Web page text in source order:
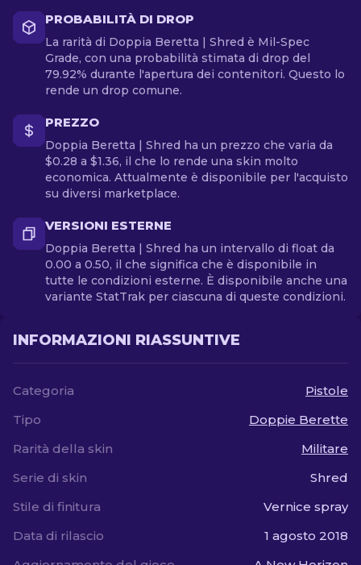
PROBABILITÀ DI DROP
La rarità di Doppia Beretta | Shred è Mil-Spec
Grade, con una probabilità stimata di drop del
79.92% durante l'apertura dei contenitori. Questo lo
rende un drop comune.
PREZZO
Doppia Beretta | Shred ha un prezzo che varia da
$0.28 a $1.36, il che lo rende una skin molto
economica. Attualmente è disponibile per l'acquisto
su diversi marketplace.
VERSIONI ESTERNE
Doppia Beretta | Shred ha un intervallo di float da
0.00 a 0.50, il che significa che è disponibile in
tutte le condizioni esterne. È disponibile anche una
variante StatTrak per ciascuna di queste condizioni.
INFORMAZIONI RIASSUNTIVE
Categoria
Pistole
Tipo
Doppie Berette
Rarità della skin
Militare
Serie di skin
Shred
Stile di finitura
Vernice spray
Data di rilascio
1 agosto 2018